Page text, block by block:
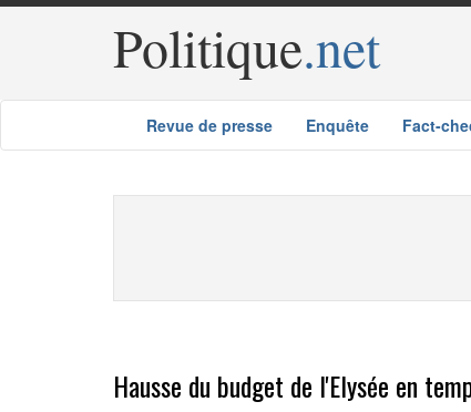
Politique.net
Revue de presse Enquête Fact-
Hausse du budget de l'Elysée en